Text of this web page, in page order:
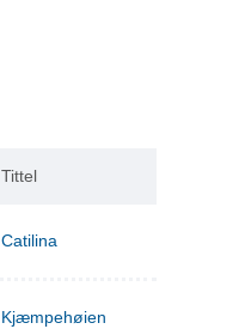
Tittel
Catilina
Kjæmpehøien